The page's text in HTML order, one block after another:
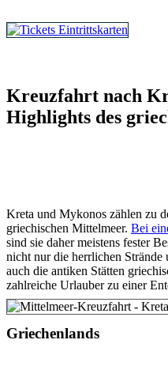
Kreuzfahrt nach
Highlights des
Kreta und Mykonos zählen zu
griechischen Mittelmeer. Bei
sind sie daher meistens fester
nicht nur die herrlichen Strände
auch die antiken Stätten
zahlreiche Urlauber zu einer
Griechenlands